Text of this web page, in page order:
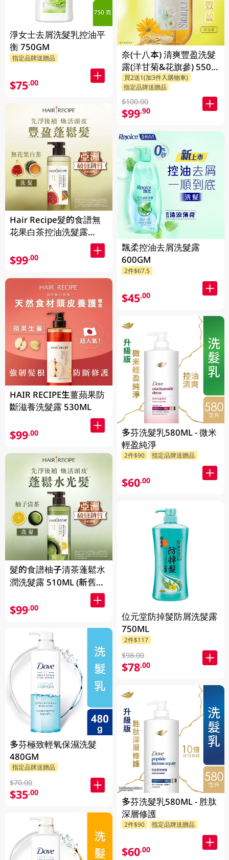
淨女士去屑洗髮乳控油平
衡 750GM
指定品牌送贈品
$75.00
Hair Recipe髮的食譜無
花果白茶控油洗髮露
510ML(新舊裝隨機發貨)
$99.00
HAIR RECIPE生薑蘋果防
斷滋養洗髮露 530ML
$99.00
髮的食譜柚子清茶蓬鬆水
潤洗髮露 510ML (新舊包
$99.00
多芬極致輕氧保濕洗髮
480GM
指定品牌送贈品
$70.00
$35.00
奈(十八本) 清爽豐盈洗髮
露(洋甘菊&花旗參) 550
ML
買2送1(加3件入購物車)
指定品牌送贈品
$100.00
$99.90
飄柔控油去屑洗髮露
600GM
2件$67.5
$45.00
多芬洗髮乳580ML - 微米
輕盈純淨
2件$90 指定品牌送贈品
$60.00
位元堂防掉髲防屑洗髲露
750ML
2件$117
$98.00
$78.00
多芬洗髮乳580ML - 胜肽
深層修護
2件$90 指定品牌送贈品
$60.00